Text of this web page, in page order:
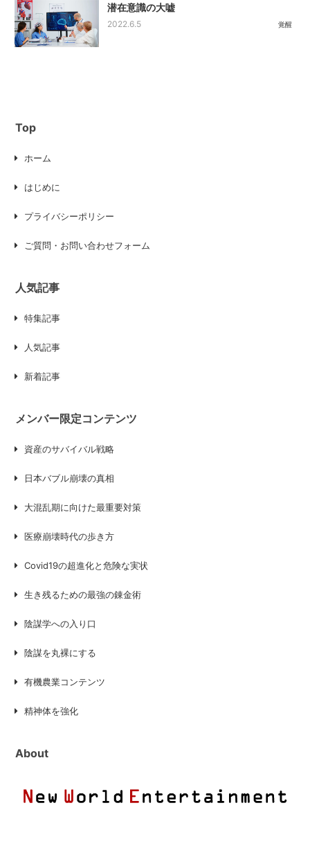
潜在意識の大嘘
2022.6.5 覚醒
Top
ホーム
はじめに
プライバシーポリシー
ご質問・お問い合わせフォーム
人気記事
特集記事
人気記事
新着記事
メンバー限定コンテンツ
資産のサバイバル戦略
日本バブル崩壊の真相
大混乱期に向けた最重要対策
医療崩壊時代の歩き方
Covid19の超進化と危険な実状
生き残るための最強の錬金術
陰謀学への入り口
陰謀を丸裸にする
有機農業コンテンツ
精神体を強化
About